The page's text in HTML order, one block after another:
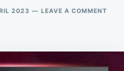
2023 LEAVE A COMMENTON
VS.